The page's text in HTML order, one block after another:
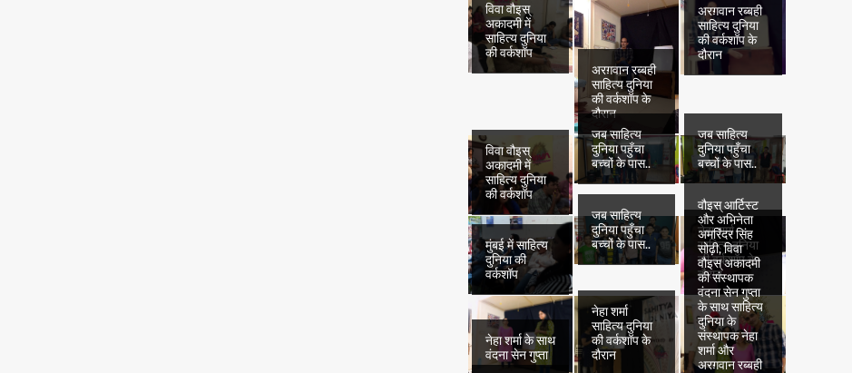
विवा वौइस्
अकादमी में
साहित्य दुनिया
की वर्कशॉप
अरग़वान रब्बही
साहित्य दुनिया
की वर्कशॉप के
दौरान
अरग़वान रब्बही
साहित्य दुनिया
की वर्कशॉप के
दौरान
विवा वौइस्
अकादमी में
साहित्य दुनिया
की वर्कशॉप
जब साहित्य
दुनिया पहुँचा
बच्चों के पास..
जब साहित्य
दुनिया पहुँचा
बच्चों के पास..
मुंबई में साहित्य
दुनिया की
वर्कशॉप
जब साहित्य
दुनिया पहुँचा
बच्चों के पास..
नेहा शर्मा
साहित्य दुनिया
की वर्कशॉप के
दौरान
नेहा शर्मा के साथ
वंदना सेन गुप्ता
नेहा शर्मा
साहित्य दुनिया
की वर्कशॉप के
दौरान
वौइस् आर्टिस्ट
और अभिनेता
अमरिंदर सिंह
सोढ़ी, विवा
वौइस् अकादमी
की संस्थापक
वंदना सेन गुप्ता
के साथ साहित्य
दुनिया के
संस्थापक नेहा
शर्मा और
अरग़वान रब्बही